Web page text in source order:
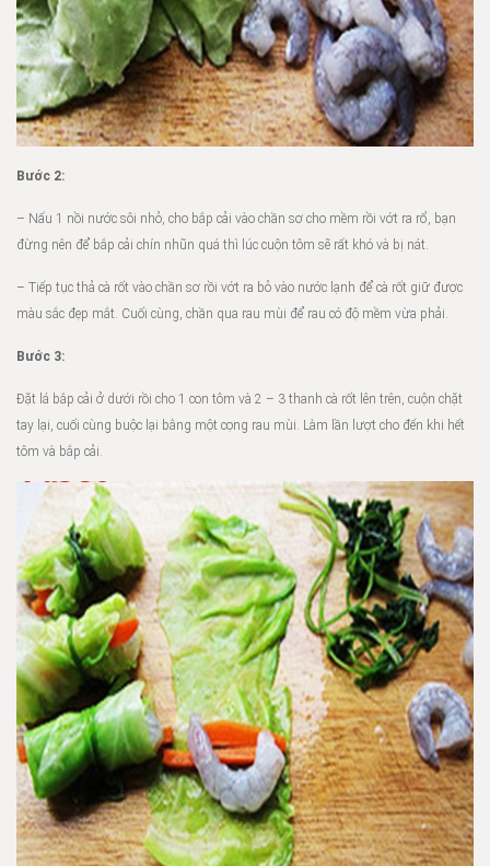
Bước 2:
– Nấu 1 nồi nước sôi nhỏ, cho bắp cải vào chần sơ cho mềm rồi vớt ra rổ, bạn
đừng nên để bắp cải chín nhũn quá thì lúc cuộn tôm sẽ rất khó và bị nát.
– Tiếp tục thả cà rốt vào chần sơ rồi vớt ra bỏ vào nước lạnh để cà rốt giữ được
màu sắc đẹp mắt. Cuối cùng, chần qua rau mùi để rau có độ mềm vừa phải.
Bước 3:
Đặt lá bắp cải ở dưới rồi cho 1 con tôm và 2 – 3 thanh cà rốt lên trên, cuộn chặt
tay lại, cuối cùng buộc lại bằng một cọng rau mùi. Làm lần lượt cho đến khi hết
tôm và bắp cải.